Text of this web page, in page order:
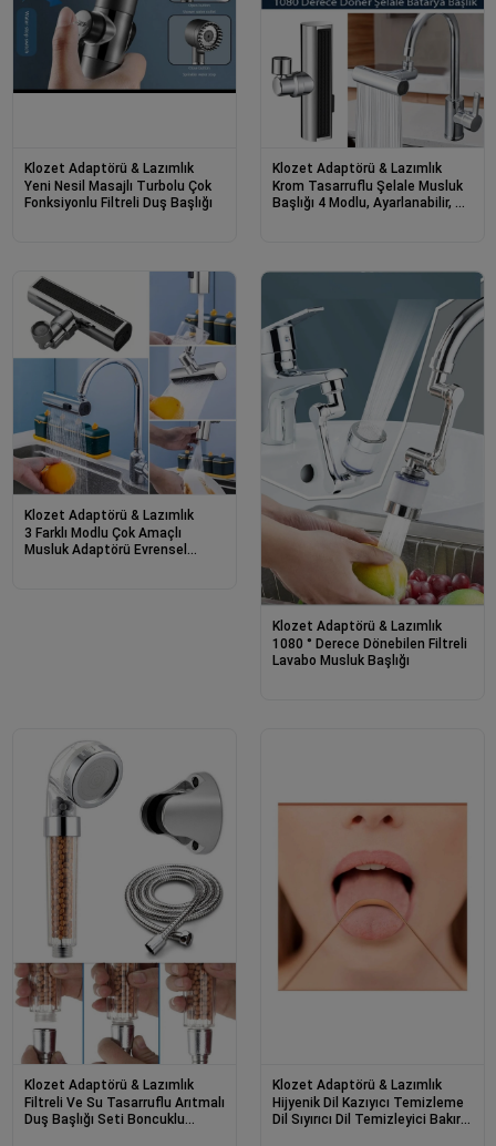
Klozet Adaptörü & Lazımlık
Yeni Nesil Masajlı Turbolu Çok
Fonksiyonlu Filtreli Duş Başlığı
Klozet Adaptörü & Lazımlık
Krom Tasarruflu Şelale Musluk
Başlığı 4 Modlu, Ayarlanabilir, Su
Klozet Adaptörü & Lazımlık
3 Farklı Modlu Çok Amaçlı
Musluk Adaptörü Evrensel
Klozet Adaptörü & Lazımlık
1080 ° Derece Dönebilen Filtreli
Lavabo Musluk Başlığı
Klozet Adaptörü & Lazımlık
Filtreli Ve Su Tasarruflu Arıtmalı
Duş Başlığı Seti Boncuklu
Klozet Adaptörü & Lazımlık
Hijyenik Dil Kazıyıcı Temizleme
Dil Sıyırıcı Dil Temizleyici Bakır